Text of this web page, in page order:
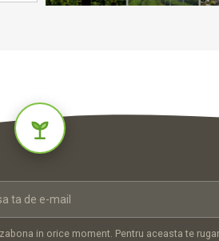
in orice moment. Pentru aceasta te